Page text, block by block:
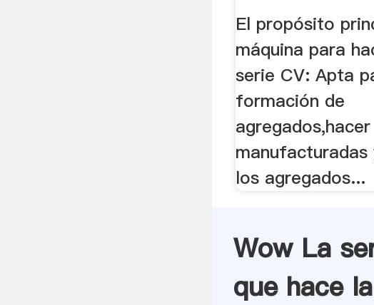
El propósito
máquina para
serie CV: Apta
formación de
los agregados...
Wow La
que hace